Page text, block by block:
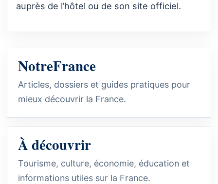
auprès de l’hôtel ou de son site officiel.
NotreFrance
Articles, dossiers et guides pratiques pour
mieux découvrir la France.
À découvrir
Tourisme, culture, économie, éducation et
informations utiles sur la France.